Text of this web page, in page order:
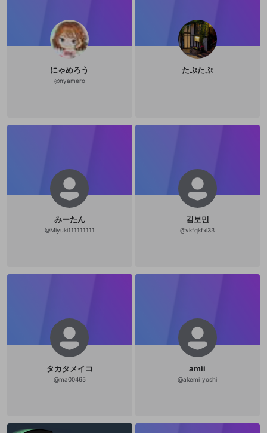
にゃめろう
@nyamero
たぷたぷ
みーたん
@Miyuki111111111
김보민
@vkfqkfxl33
タカタメイコ
@ma00465
amii
@akemi_yoshi